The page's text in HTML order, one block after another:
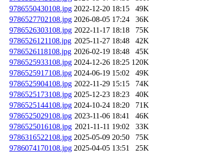
9786550430108.jpg 2022-12-20 18:15
49K
9786527702108.jpg 2026-08-05 17:24
36K
9786526303108.jpg 2022-11-17 18:18
75K
9786526121108.jpg 2025-11-27 18:48
42K
9786526118108.jpg 2026-02-19 18:48
45K
9786525933108.jpg 2024-12-26 18:25 120K
9786525917108.jpg 2024-06-19 15:02
49K
9786525904108.jpg 2022-11-29 15:15
74K
9786525173108.jpg 2025-12-23 18:23
40K
9786525144108.jpg 2024-10-24 18:20
71K
9786525029108.jpg 2023-11-06 18:41
46K
9786525016108.jpg 2021-11-11 19:02
33K
9786316522108.jpg 2025-05-09 20:50
75K
9786074170108.jpg 2025-04-05 13:51
25K